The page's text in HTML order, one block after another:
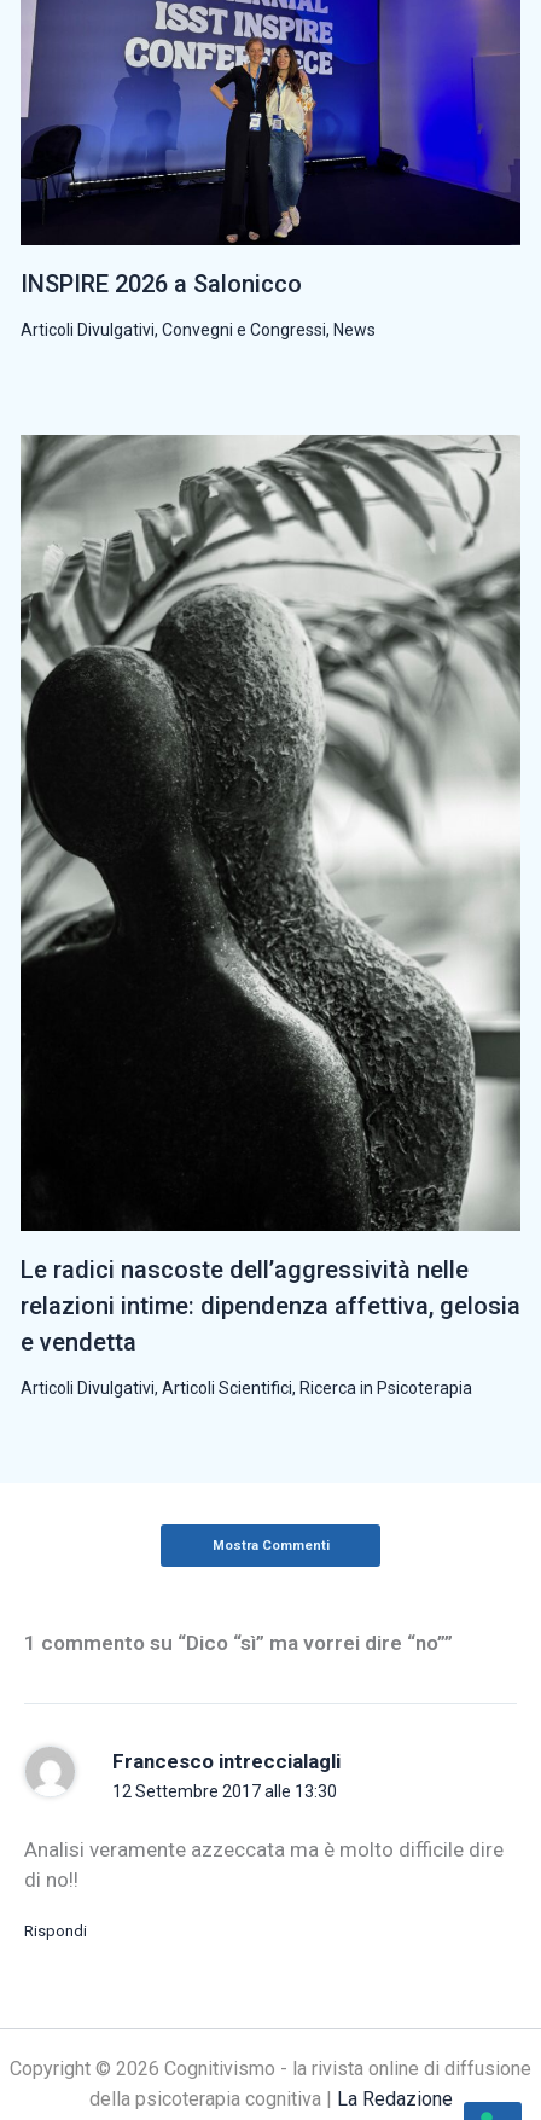
INSPIRE 2026 a Salonicco
Articoli Divulgativi, Convegni e Congressi, News
Le radici nascoste dell’aggressività nelle
relazioni intime: dipendenza affettiva, gelosia
e vendetta
Articoli Divulgativi, Articoli Scientifici, Ricerca in Psicoterapia
Mostra Commenti
1 commento su “Dico “sì” ma vorrei dire “no””
Francesco intreccialagli
12 Settembre 2017 alle 13:30
Analisi veramente azzeccata ma è molto difficile dire
di no!!
Rispondi
Copyright © 2026 Cognitivismo - la rivista online di diffusione
della psicoterapia cognitiva | La Redazione